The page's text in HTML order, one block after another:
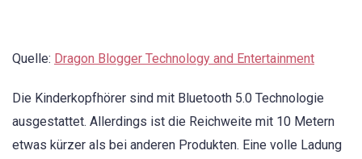
Quelle: Dragon Blogger Technology and Entertainment
Die Kinderkopfhörer sind mit Bluetooth 5.0 Technologie
ausgestattet. Allerdings ist die Reichweite mit 10 Metern
etwas kürzer als bei anderen Produkten. Eine volle Ladung